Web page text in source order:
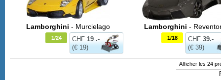
Lamborghini - Murcielago
CHF 19 .-
(€ 19)
1/24
Lamborghini -
CHF 39.-
(€ 39)
1/18
Afficher les 24